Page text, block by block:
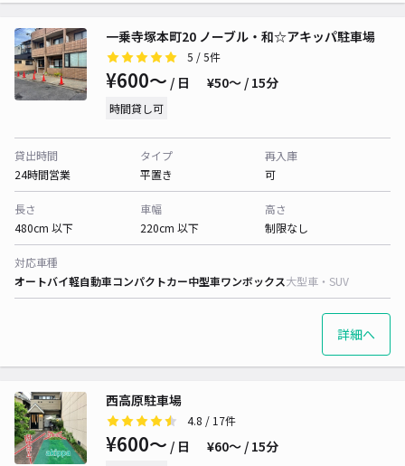
一乗寺塚本町20 ノーブル・和☆アキッパ駐車場
5 / 5件
¥600〜 / 日 ¥50〜 / 15分
時間貸し可
貸出時間
24時間営業
タイプ
平置き
再入庫
可
長さ
480cm 以下
車幅
220cm 以下
高さ
制限なし
対応車種
オートバイ軽自動車コンパクトカー中型車ワンボックス大型車・SUV
詳細へ
西高原駐車場
4.8 / 17件
¥600〜 / 日 ¥60〜 / 15分